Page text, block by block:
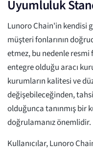
Uyumluluk
Lunoro Chain'in kendisi
müşteri fonlarının
etmez, bu nedenle
entegre olduğu aracı
kurumların kalitesi ve
değişebileceğinden,
olduğunca tanınmış bir
doğrulamanız önemlidir.
Kullanıcılar, Lunoro